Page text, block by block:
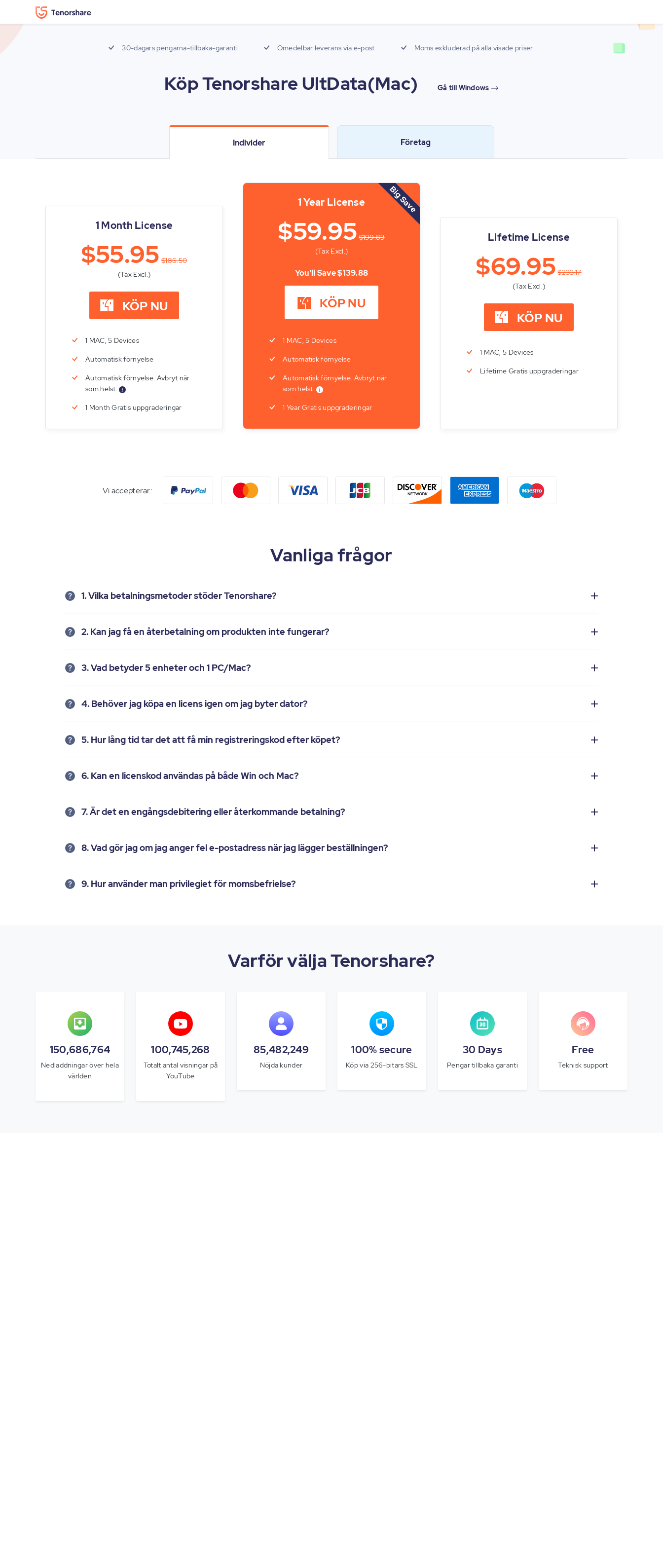
30-dagars pengarna-tillbaka-garanti Omedelbar leverans via e-post Moms exkluderad på alla visade priser
Köp Tenorshare UltData(Mac) Gå till Windows
Individer Företag
1 Month License
$55.95 $186.50
(Tax Excl.)
KÖP NU
1 MAC, 5 Devices
Automatisk förnyelse
Automatisk förnyelse. Avbryt när
som helst.
1 Month Gratis uppgraderingar
Big Save
1 Year License
$59.95 $199.83
(Tax Excl.)
You'll Save$139.88
KÖP NU
1 MAC, 5 Devices
Automatisk förnyelse
Automatisk förnyelse. Avbryt när
som helst.
1 Year Gratis uppgraderingar
Lifetime License
$69.95 $233.17
(Tax Excl.)
KÖP NU
1 MAC, 5 Devices
Lifetime Gratis uppgraderingar
Vi accepterar:
Vanliga frågor
1. Vilka betalningsmetoder stöder Tenorshare?
2. Kan jag få en återbetalning om produkten inte fungerar?
3. Vad betyder 5 enheter och 1 PC/Mac?
4. Behöver jag köpa en licens igen om jag byter dator?
5. Hur lång tid tar det att få min registreringskod efter köpet?
6. Kan en licenskod användas på både Win och Mac?
7. Är det en engångsdebitering eller återkommande betalning?
8. Vad gör jag om jag anger fel e-postadress när jag lägger beställningen?
9. Hur använder man privilegiet för momsbefrielse?
Varför välja Tenorshare?
150,686,764
Nedladdningar över hela
världen
100,745,268
Totalt antal visningar på
YouTube
85,482,249
Nöjda kunder
100% secure
Köp via 256-bitars SSL
30 Days
Pengar tillbaka garanti
Free
Teknisk support